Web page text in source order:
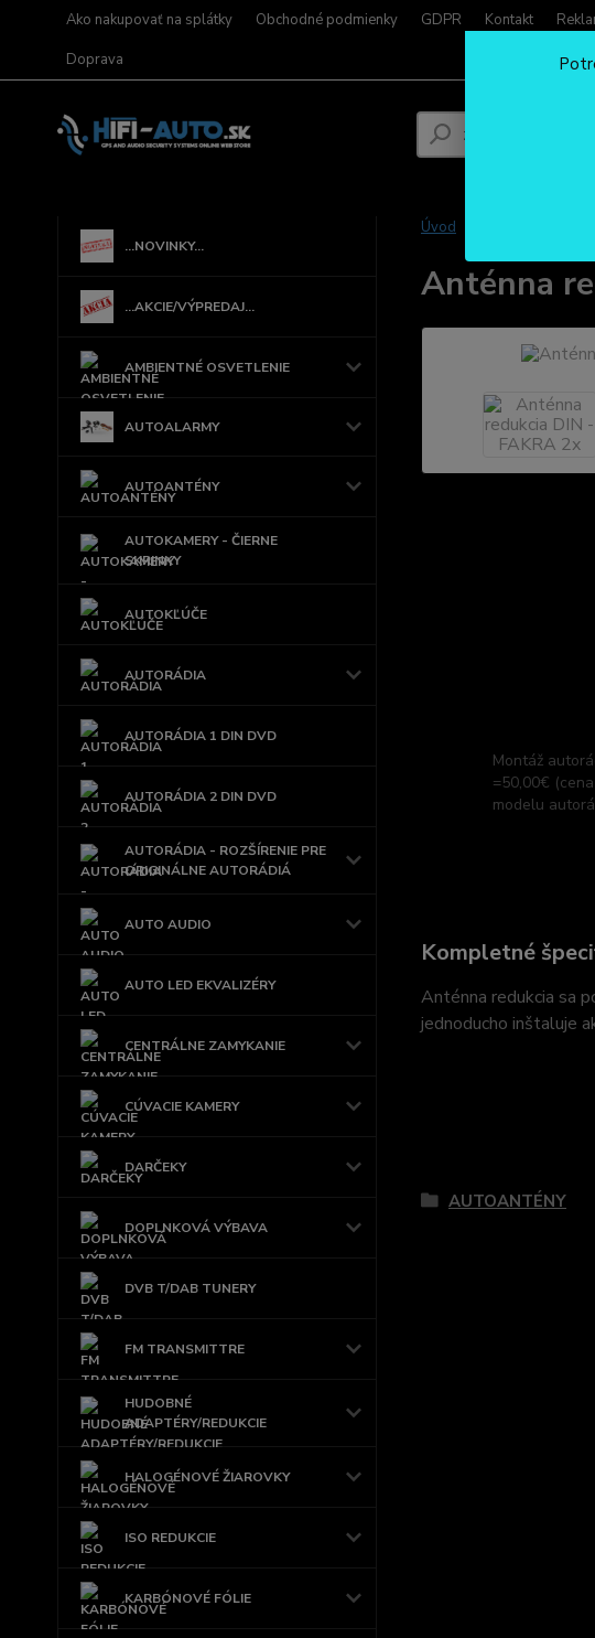
Ako nakupovať na splátky Obchodné podmienky GDPR Kontakt
Doprava
...NOVINKY...
...AKCIE/VÝPREDAJ...
AMBIENTNÉ OSVETLENIE
AUTOALARMY
AUTOANTÉNY
AUTOKAMERY - ČIERNE
SKRINKY
AUTOKĽÚČE
AUTORÁDIA
AUTORÁDIA 1 DIN DVD
AUTORÁDIA 2 DIN DVD
AUTORÁDIA - ROZŠÍRENIE PRE
ORIGINÁLNE AUTORÁDIÁ
AUTO AUDIO
AUTO LED EKVALIZÉRY
CENTRÁLNE ZAMYKANIE
CÚVACIE KAMERY
DARČEKY
DOPLNKOVÁ VÝBAVA
DVB T/DAB TUNERY
FM TRANSMITTRE
HUDOBNÉ
ADAPTÉRY/REDUKCIE
HALOGÉNOVÉ ŽIAROVKY
ISO REDUKCIE
KARBÓNOVÉ FÓLIE
Úvod
Anténna
Montáž
=50,00€
modelu
Kompletné
Anténna redukcia sa
jednoducho inštaluje
AUTOANTÉNY